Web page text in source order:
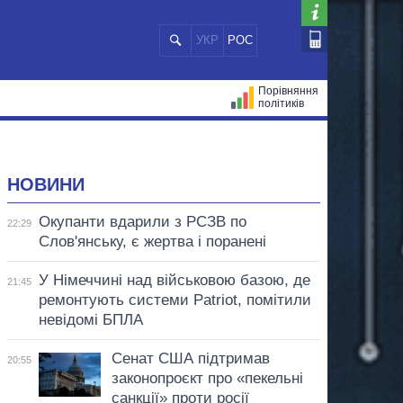
УКР РОС
Порівняння
політиків
НОВИНИ
22:29
Окупанти вдарили з РСЗВ по
Слов'янську, є жертва і поранені
21:45
У Німеччині над військовою базою, де
ремонтують системи Patriot, помітили
невідомі БПЛА
20:55
Сенат США підтримав
законопроєкт про «пекельні
санкції» проти росії